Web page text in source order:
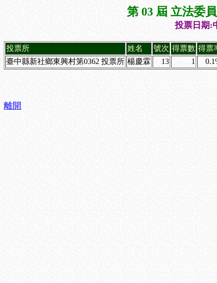
第 03 屆 立法委
投票日期:
投票所 姓名 號次 得票數 得票
臺中縣新社鄉東興村第0362 投票所 楊慶霖 13 1
離開